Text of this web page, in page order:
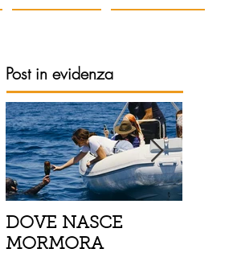
Post in evidenza
DOVE NASCE
MORMORA